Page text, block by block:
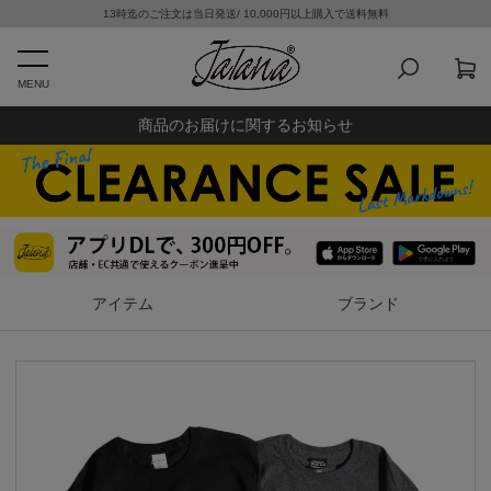
13時迄のご注文は当日発送/ 10,000円以上購入で送料無料
MENU
商品のお届けに関するお知らせ
アイテム ブランド